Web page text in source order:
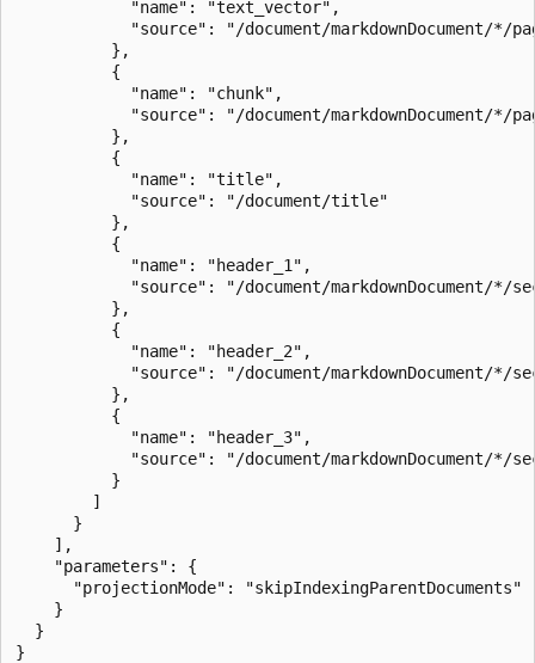
            "name": "text_vector",
"source": "/document/markdownDocument/*/
          },
          {
            "name": "chunk",
"source": "/document/markdownDocument/*/
          },
          {
            "name": "title",
            "source": "/document/title"
          },
          {
            "name": "header_1",
"source": "/document/markdownDocument/*/
          },
          {
            "name": "header_2",
"source": "/document/markdownDocument/*/
          },
          {
            "name": "header_3",
"source": "/document/markdownDocument/*/
          }
        ]
      }
    ],
    "parameters": {
      "projectionMode": "skipIndexingParentDocuments"
    }
  }
}